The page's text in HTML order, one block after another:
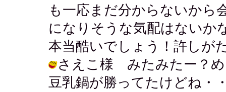
も一応まだ分からないから
になりそうな気配はないか
本当酷いでしょう！許しが
さえこ様 みたみたー？め
豆乳鍋が勝ってたけどね・